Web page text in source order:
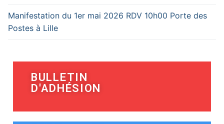
Manifestation du 1er mai 2026 RDV 10h00 Porte des
Postes à Lille
BULLETIN
D'ADHÉSION